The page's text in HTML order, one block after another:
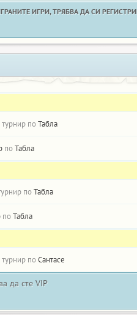
ИГРИ, ТРЯБВА ДА СИ
поТабла
поТабла
поТабла
поТабла
поСантасе
да сте VIP